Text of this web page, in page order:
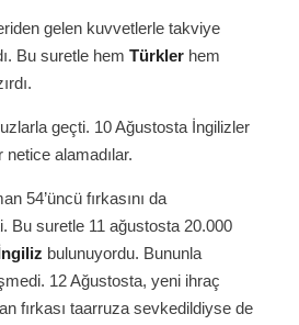
gelen kuvvetlerle takviye
Bu suretle hem Türkler hem
geçti. 10 Ağustosta İngilizler
netice alamadılar.
54’üncü fırkasını da
Bu suretle 11 ağustosta 20.000
bulunuyordu. Bununla
12 Ağustosta, yeni ihraç
fırkası taarruza sevkedildiyse de